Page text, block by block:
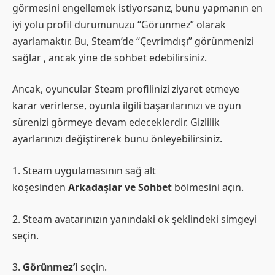
görmesini engellemek istiyorsanız, bunu yapmanın en
iyi yolu profil durumunuzu “Görünmez” olarak
ayarlamaktır. Bu, Steam’de “Çevrimdışı” görünmenizi
sağlar , ancak yine de sohbet edebilirsiniz.
Ancak, oyuncular Steam profilinizi ziyaret etmeye
karar verirlerse, oyunla ilgili başarılarınızı ve oyun
sürenizi görmeye devam edeceklerdir. Gizlilik
ayarlarınızı değiştirerek bunu önleyebilirsiniz.
1. Steam uygulamasının sağ alt
köşesinden Arkadaşlar ve Sohbet bölmesini açın.
2. Steam avatarınızın yanındaki ok şeklindeki simgeyi
seçin.
3. Görünmez’i seçin.